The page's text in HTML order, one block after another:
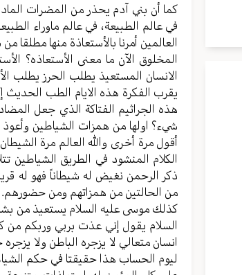
كما أن بني آدم يحذر من المضرات
في عالم الطبيعة، في عالم ماوراء
العالمين أمرنا بالأستعاذة منها
المخلوق الآن ما معنى الأستعاذه؟
الانسان المستعيذ يطلب الحرز يطلب
يقرب الفكرة هذه الايام الطب
هذه الجراثيم الفتاكة الذي جعل
شيء؟ اولها من همزات الشياطين وأعوذ
أقول مرة أخرى والله العالم مرة
الكلام المنشود في الطريق
ذكر الرحمن نغيض له شيطاناً فهو له
من الحالتين من همزاتهم ومن حضورهم.
كذلك موسى عليه السلام يستعيذ من
السلام يقول إني عذت بربي وربكم من
انسان متعالي لا يزجره الباطن ولا
ليوم الحساب هذا حقيقتا في حكم